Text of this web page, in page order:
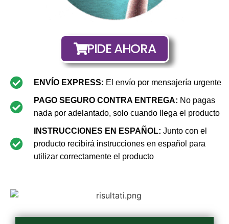
PIDE AHORA
ENVÍO EXPRESS: El envío por mensajería urgente
PAGO SEGURO CONTRA ENTREGA: No pagas
nada por adelantado, solo cuando llega el producto
INSTRUCCIONES EN ESPAÑOL:Junto con el
producto recibirá instrucciones en español para
utilizar correctamente el producto